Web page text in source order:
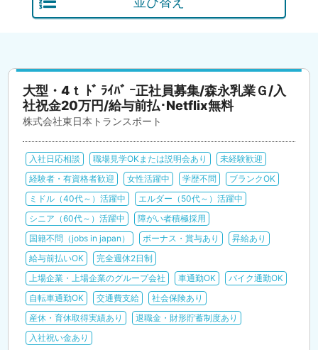
大型・4ｔ ﾄﾞ ﾗｲﾊﾞ ｰ正社員募集/森永乳業Ｇ/入
社祝金20万円/給与前払･Netflix無料
株式会社東日本トランスポート
入社日応相談 職場見学OKまたは説明会あり
未経験歓迎
経験者・有資格者歓迎
女性活躍中 学歴不問
ブランクOK
ミドル（40代～）活躍中
エルダー（50代～）活躍中
シニア（60代～）活躍中
障がい者積極採用
国籍不問（jobs in japan）
ボーナス・賞与あり
昇給あり
給与前払いOK
完全週休2日制
上場企業・上場企業のグループ会社
車通勤OK
バイク通勤OK
自転車通勤OK
交通費支給
社会保険あり
産休・育休取得実績あり
退職金・財形貯蓄制度あり
入社祝い金あり